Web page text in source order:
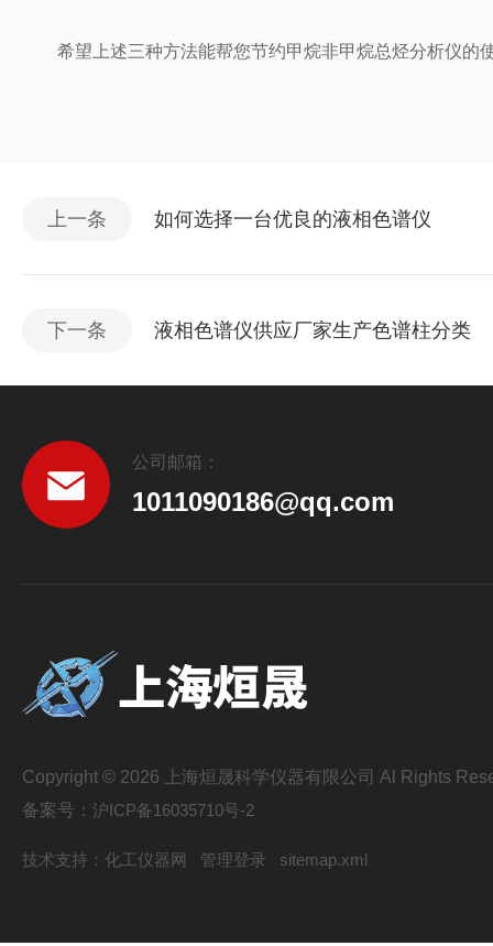
希望上述三种方法能帮您节约甲烷非甲烷总烃分析仪的
上一条 如何选择一台优良的液相色谱仪
下一条 液相色谱仪供应厂家生产色谱柱分类
公司邮箱：
1011090186@qq.com
Copyright © 2026 上海烜晟科学仪器有限公司 Al Rights
备案号： 沪ICP备16035710号-2
技术支持： 化工仪器网 管理登录 sitemap.xml